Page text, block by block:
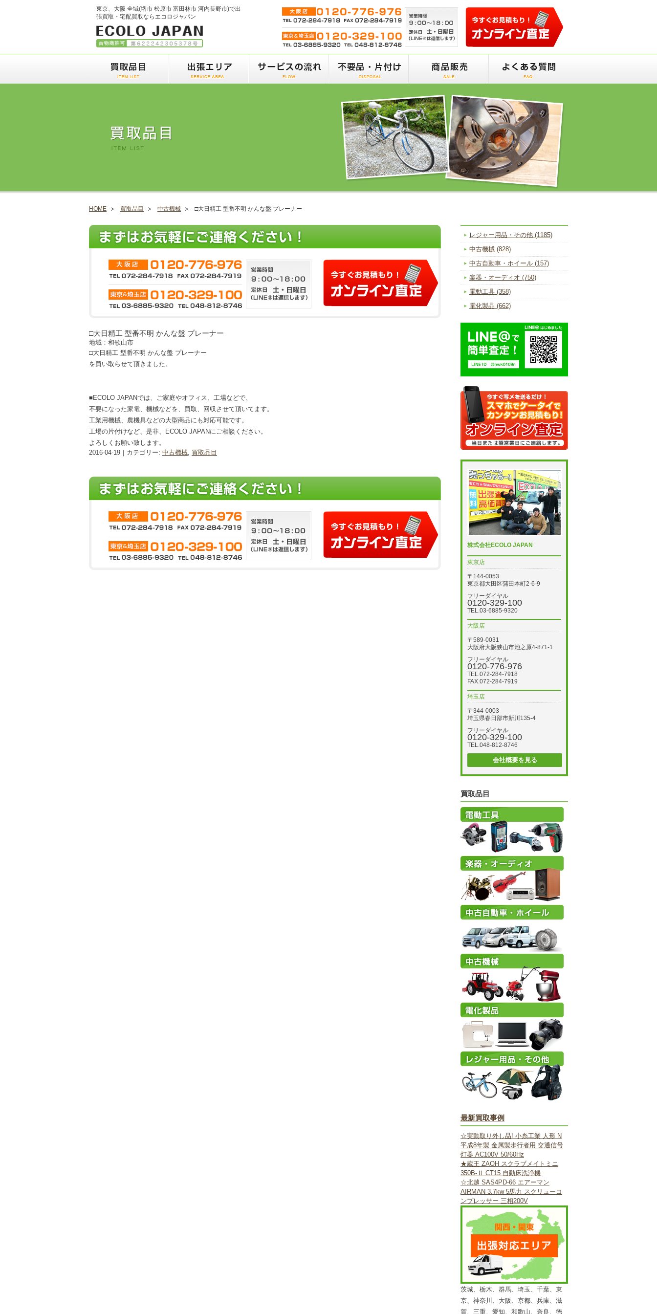
東京、大阪 全域(堺市 松原市 富田林市 河内長野市)で出
張買取・宅配買取ならエコロジャパン
HOME 買取品目 中古機械 □大日精工 型番不明 かんな盤 プレーナー
□大日精工 型番不明 かんな盤 プレーナー
地域：和歌山市
□大日精工 型番不明 かんな盤 プレーナー
を買い取らせて頂きました。
■ECOLO JAPANでは、ご家庭やオフィス、工場などで、
不要になった家電、機械などを、買取、回収させて頂いてます。
工業用機械、農機具などの大型商品にも対応可能です。
工場の片付けなど、是非、ECOLO JAPANにご相談ください。
よろしくお願い致します。
2016-04-19｜カテゴリー: 中古機械, 買取品目
レジャー用品・その他 (1185)
中古機械 (828)
中古自動車・ホイール (157)
楽器・オーディオ (750)
電動工具 (358)
電化製品 (662)
株式会社ECOLO JAPAN
東京店
〒144-0053
東京都大田区蒲田本町2-6-9
フリーダイヤル
0120-329-100
TEL.03-6885-9320
大阪店
〒589-0031
大阪府大阪狭山市池之原4-871-1
フリーダイヤル
0120-776-976
TEL.072-284-7918
FAX.072-284-7919
埼玉店
〒344-0003
埼玉県春日部市新川135-4
フリーダイヤル
0120-329-100
TEL.048-812-8746
会社概要を見る
買取品目
最新買取事例
☆実動取り外し品! 小糸工業 人形 N
平成8年製 金属製歩行者用 交通信号
灯器 AC100V 50/60Hz
★蔵王 ZAOH スクラブメイトミニ
350B-Ⅱ CT15 自動床洗浄機
☆北越 SAS4PD-66 エアーマン
AIRMAN 3.7kw 5馬力 スクリューコ
ンプレッサー 三相200V
茨城、栃木、群馬、埼玉、千葉、東
京、神奈川、大阪、京都、兵庫、滋
賀、三重、愛知、和歌山、奈良、徳